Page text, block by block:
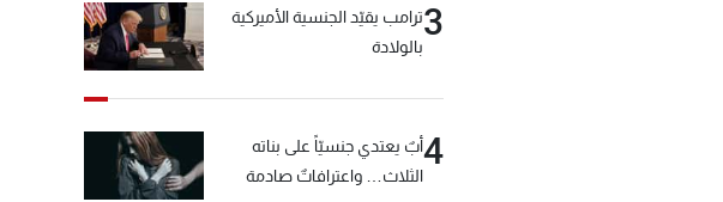
3ترامب يقيّد الجنسية الأميركية
بالولادة
4أبٌ يعتدي جنسيّاً على بناته
الثلاث… واعترافاتٌ صادمة